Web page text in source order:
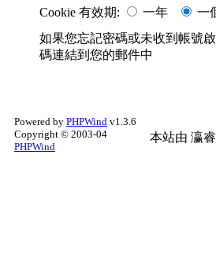
Cookie 有效期:
一年 一
如果您忘記密碼或未收到帳號
碼連結到您的郵件中
Powered by PHPWind v1.3.6
Copyright © 2003-04
PHPWind
本站由 瀛